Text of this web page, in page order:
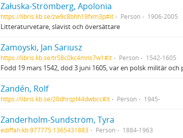
Załuska-Strömberg, Apolonia
https://libris.kb.se/zw9c8bhh19fxm3p#it Person 1906-2005
Litteraturvetare, slavist och översättare
Zamoyski, Jan Sariusz
https://libris.kb.se/tr58c0kc4mns7w1#it Person 1542-1605
Född 19 mars 1542, död 3 juni 1605, var en polsk militär
Zandén, Rolf
https://libris.kb.se/20dhrqzl44dwbcc#it Person 1945-
Zanderholm-Sundström, Tyra
ediffah:kb:977775:1365431883 Person 1884-1963